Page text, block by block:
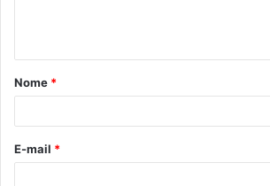
á
r
*
Nome *
E-mail *